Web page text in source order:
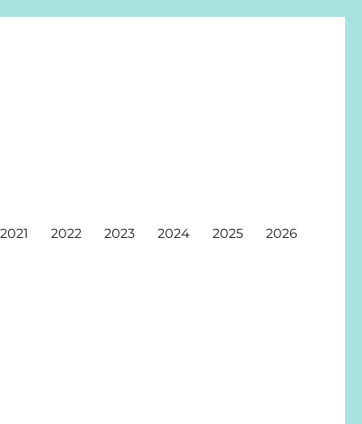
2021 2022 2023 2024 2025 2026